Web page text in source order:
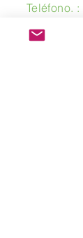
Teléfono. :